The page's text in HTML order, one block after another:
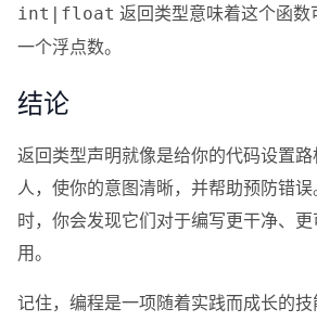
int|float 返回类型意味着这个函
一个浮点数。
结论
返回类型声明就像是给你的代码设置
人，使你的意图清晰，并帮助预防错
时，你会发现它们对于编写更干净、
用。
记住，编程是一项随着实践而成长的